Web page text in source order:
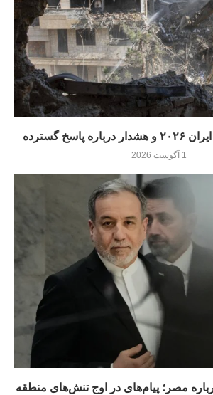
گسترده
1 آگوست 2026
مصر؛ پیام‌های در اوج تنش‌های منطقه